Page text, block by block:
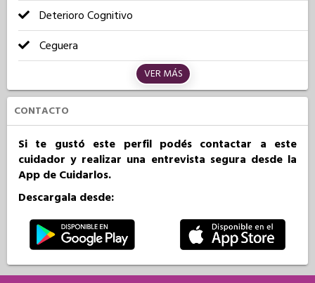
Deterioro Cognitivo
Ceguera
VER MÁS
CONTACTO
Si te gustó este perfil podés contactar a este
cuidador y realizar una entrevista segura desde la
App de Cuidarlos.
Descargala desde: